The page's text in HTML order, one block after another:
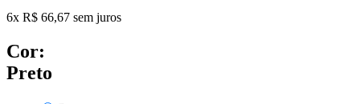
6x R$ 66,67 sem juros
Cor:
Preto